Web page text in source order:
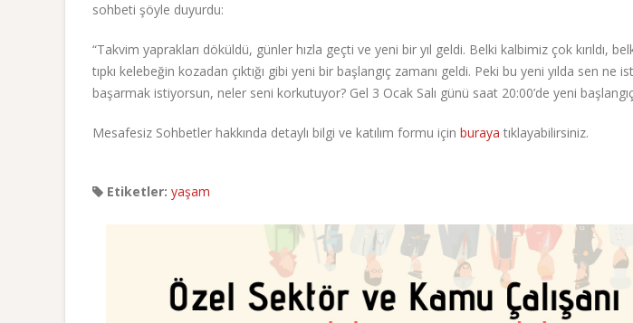
sohbeti şöyle duyurdu:
“Takvim yaprakları döküldü, günler hızla geçti ve yeni bir yıl geldi. Belki kalbimiz çok kırıldı,
tıpkı kelebeğin kozadan çıktığı gibi yeni bir başlangıç zamanı geldi. Peki bu yeni yılda sen ne
başarmak istiyorsun, neler seni korkutuyor? Gel 3 Ocak Salı günü saat 20:00’de yeni
Mesafesiz Sohbetler hakkında detaylı bilgi ve katılım formu için buraya tıklayabilirsiniz.
Etiketler: yaşam